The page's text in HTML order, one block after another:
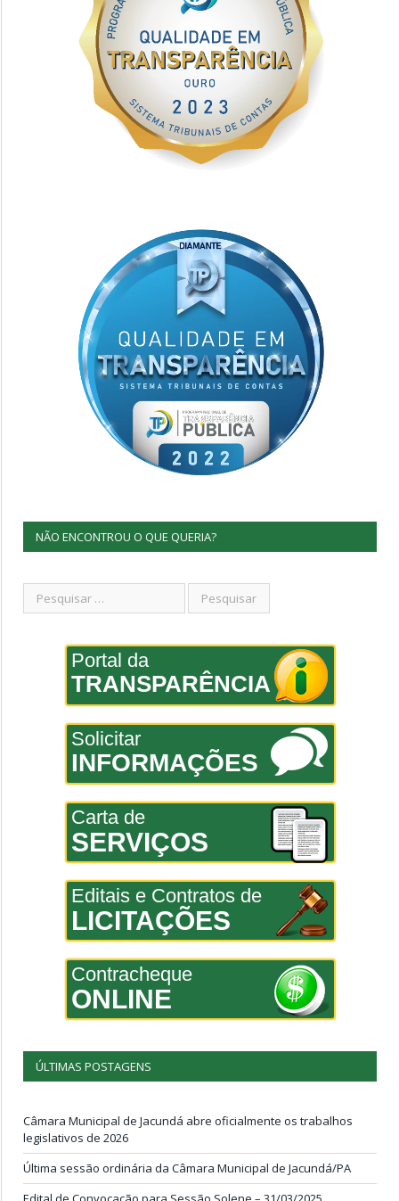
NÃO ENCONTROU O QUE QUERIA?
Portal da
TRANSPARÊNCIA
Solicitar
INFORMAÇÕES
Carta de
SERVIÇOS
Editais e Contratos de
LICITAÇÕES
Contracheque
ONLINE
ÚLTIMAS POSTAGENS
Câmara Municipal de Jacundá abre oficialmente os trabalhos
legislativos de 2026
Última sessão ordinária da Câmara Municipal de Jacundá/PA